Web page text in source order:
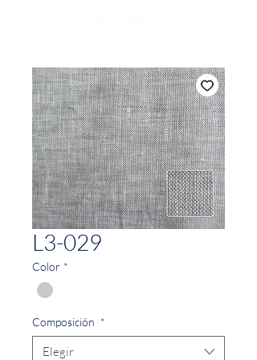
L3-029
Color *
Composición *
Elegir